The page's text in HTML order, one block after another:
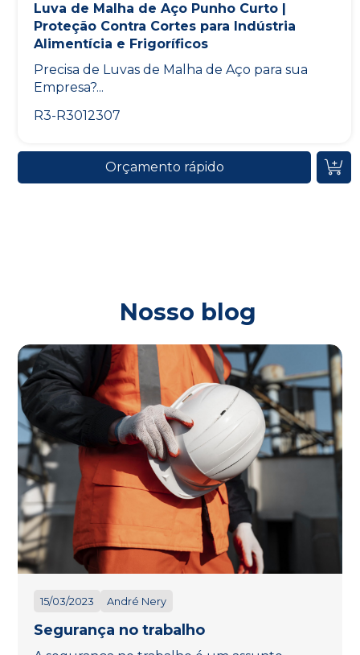
Luva de Malha de Aço Punho Curto |
Proteção Contra Cortes para Indústria
Alimentícia e Frigoríficos
Precisa de Luvas de Malha de Aço para sua
Empresa?...
R3-R3012307
Orçamento rápido
Nosso blog
15/03/2023 André Nery
Segurança no trabalho